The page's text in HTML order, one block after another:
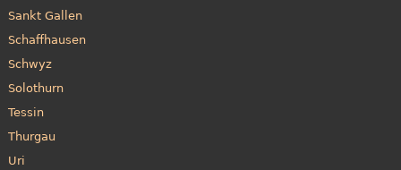
Sankt Gallen
Schaffhausen
Schwyz
Solothurn
Tessin
Thurgau
Uri